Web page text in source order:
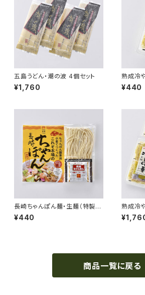
五島うどん・潮の波 4個セット
¥1,760
熟成冷
限定4月
¥440
長崎ちゃんぽん麺・生麺（特製ス
ープ付）
¥440
熟成冷
限定4月
商品一覧に戻る